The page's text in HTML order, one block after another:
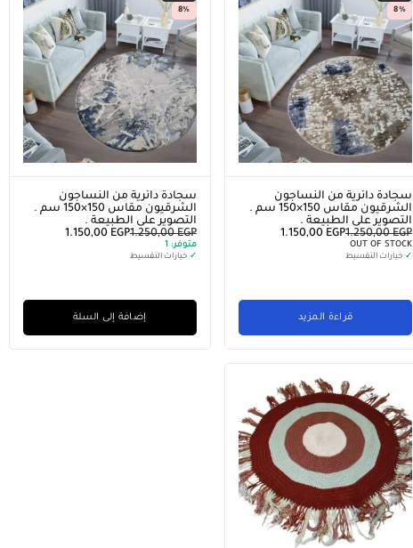
8%
سجادة دائرية من النساجون
الشرقيون مقاس 150×150 سم .
التصوير على الطبيعة .
1.250,00EGP
1.150,00 EGP
OUT OF STOCK
✓ خيارات التقسيط
قراءة المزيد
8%
سجادة دائرية من النساجون
الشرقيون مقاس 150×150 سم .
التصوير على الطبيعة .
1.250,00EGP
1.150,00 EGP
متوفر: 1
✓ خيارات التقسيط
إضافة إلى السلة